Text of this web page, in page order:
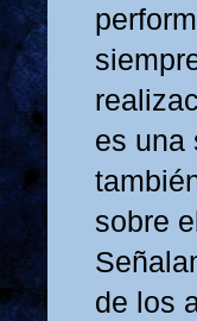
es una
sobre
de los